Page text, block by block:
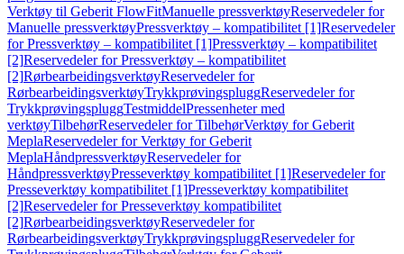
Verktøy til Geberit FlowFitManuelle pressverktøyReservedeler for
Manuelle pressverktøyPressverktøy – kompatibilitet [1]Reservedeler
for Pressverktøy – kompatibilitet [1]Pressverktøy – kompatibilitet
[2]Reservedeler for Pressverktøy – kompatibilitet
[2]RørbearbeidingsverktøyReservedeler for
RørbearbeidingsverktøyTrykkprøvingspluggReservedeler for
TrykkprøvingspluggTestmiddelPressenheter med
verktøyTilbehørReservedeler for TilbehørVerktøy for Geberit
MeplaReservedeler for Verktøy for Geberit
MeplaHåndpressverktøyReservedeler for
HåndpressverktøyPresseverktøy kompatibilitet [1]Reservedeler for
Presseverktøy kompatibilitet [1]Presseverktøy kompatibilitet
[2]Reservedeler for Presseverktøy kompatibilitet
[2]RørbearbeidingsverktøyReservedeler for
RørbearbeidingsverktøyTrykkprøvingspluggReservedeler for